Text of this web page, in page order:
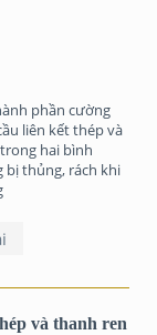
phần cường
liên kết thép và
hai bình
bị thủng, rách khi
và thanh ren